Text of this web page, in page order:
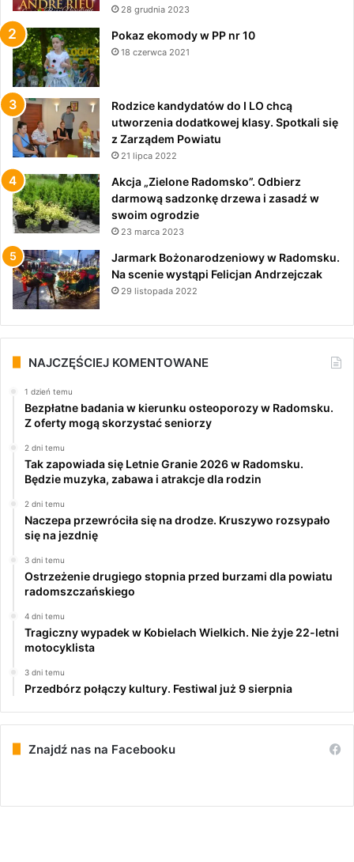
28 grudnia 2023
Pokaz ekomody w PP nr 10
18 czerwca 2021
Rodzice kandydatów do I LO chcą
utworzenia dodatkowej klasy. Spotkali się
z Zarządem Powiatu
21 lipca 2022
Akcja „Zielone Radomsko”. Odbierz
darmową sadzonkę drzewa i zasadź w
swoim ogrodzie
23 marca 2023
Jarmark Bożonarodzeniowy w Radomsku.
Na scenie wystąpi Felicjan Andrzejczak
29 listopada 2022
NAJCZĘŚCIEJ KOMENTOWANE
1 dzień temu
Bezpłatne badania w kierunku osteoporozy w Radomsku.
Z oferty mogą skorzystać seniorzy
2 dni temu
Tak zapowiada się Letnie Granie 2026 w Radomsku.
Będzie muzyka, zabawa i atrakcje dla rodzin
2 dni temu
Naczepa przewróciła się na drodze. Kruszywo rozsypało
się na jezdnię
3 dni temu
Ostrzeżenie drugiego stopnia przed burzami dla powiatu
radomszczańskiego
4 dni temu
Tragiczny wypadek w Kobielach Wielkich. Nie żyje 22-letni
motocyklista
3 dni temu
Przedbórz połączy kultury. Festiwal już 9 sierpnia
Znajdź nas na Facebooku